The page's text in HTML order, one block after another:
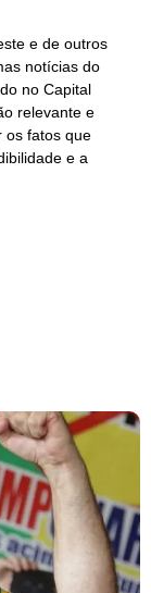
e de outros
notícias do
no Capital
relevante e
os fatos que
e a